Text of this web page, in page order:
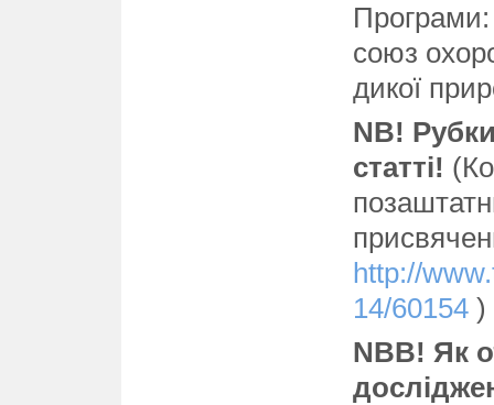
союз
дикої
NB!
статті!
http://
14/60154 )
NBB! Як